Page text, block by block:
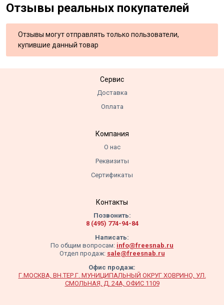
Отзывы реальных покупателей
Отзывы могут отправлять только пользователи,
купившие данный товар
Сервис
Доставка
Оплата
Компания
О нас
Реквизиты
Сертификаты
Контакты
Позвонить:
8 (495) 774-94-84
Написать:
По общим вопросам: info@freesnab.ru
Отдел продаж: sale@freesnab.ru
Офис продаж:
Г.МОСКВА, ВН.ТЕР.Г. МУНИЦИПАЛЬНЫЙ ОКРУГ ХОВРИНО, УЛ.
СМОЛЬНАЯ, Д. 24А, ОФИС 1109